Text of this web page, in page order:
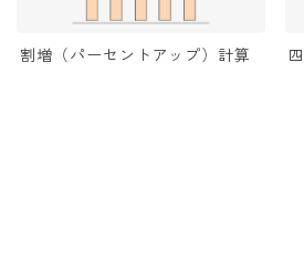
割増（パーセントアップ）計算